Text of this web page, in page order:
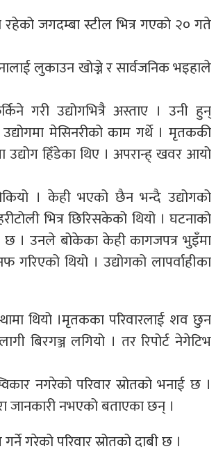
जगदम्बा स्टील भित्र गएको २० गते
लुकाउन खोज्ने र सार्वजनिक भइहाले
गरी उद्योगभित्रै अस्ताए । उनी हुन्
मेसिनरीको काम गर्थे । मृतककी
उद्योग हिँडेका थिए । अपरान्ह् खवर आयो
। केही भएको छैन भन्दै उद्योगको
भित्र छिरिसकेको थियो । घटनाको
। उनले बोकेका केही कागजपत्र भुइँमा
थियो । उद्योगको लापर्वाहीका
थियो ।मृतकका परिवारलाई शव छुन
बिरगञ्ज लगियो । तर रिपोर्ट नेगेटिभ
नगरेको परिवार स्रोतको भनाई छ ।
जानकारी नभएको बताएका छन् ।
गरेको परिवार स्रोतको दाबी छ ।